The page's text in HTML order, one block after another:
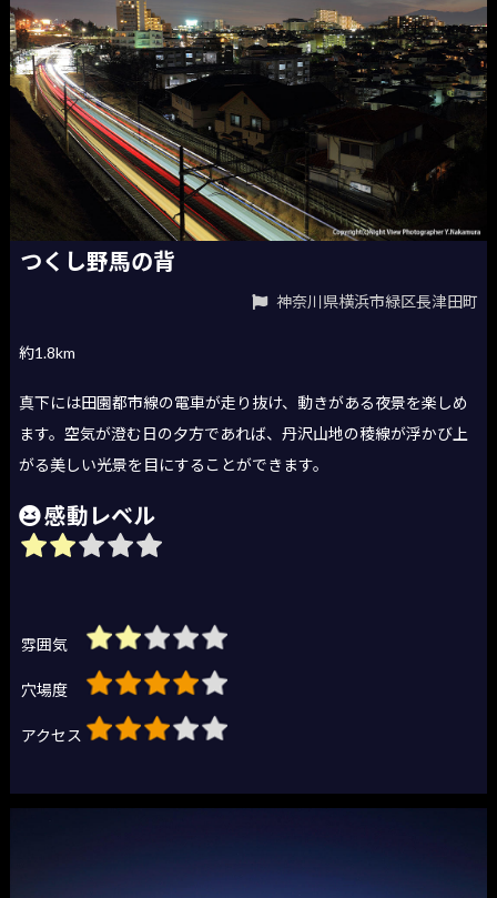
つくし野馬の背
神奈川県横浜市緑区長津田町
約1.8km
真下には田園都市線の電車が走り抜け、動きがある夜景を楽しめ
ます。空気が澄む日の夕方であれば、丹沢山地の稜線が浮かび上
がる美しい光景を目にすることができます。
感動レベル
雰囲気
穴場度
アクセス